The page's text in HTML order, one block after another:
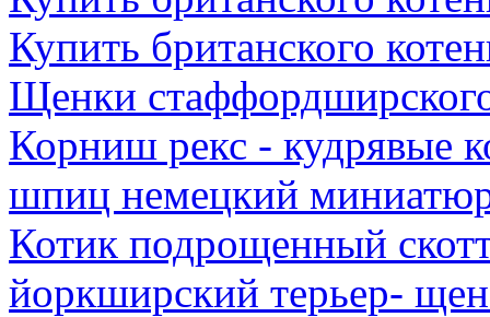
Купить британского
Щенки
Корниш рекс - кудрявые
шпиц немецкий
Котик подрощенный
йоркширский терьер-